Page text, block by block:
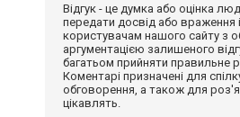
Відгук - це думка або оцінка
передати досвід або враження
користувачам нашого сайту з
аргументацією залишеного
багатьом прийняти правильне
Коментарі призначені для
обговорення, а також для
цікавлять.